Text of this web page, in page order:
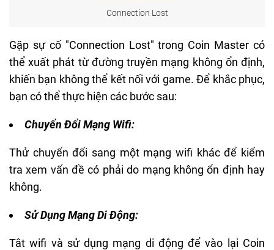
Connection Lost
Gặp sự cố "Connection Lost" trong Coin Master có
thể xuất phát từ đường truyền mạng không ổn định,
khiến bạn không thể kết nối với game. Để khắc phục,
bạn có thể thực hiện các bước sau:
Chuyển Đổi Mạng Wifi:
Thử chuyển đổi sang một mạng wifi khác để kiểm
tra xem vấn đề có phải do mạng không ổn định hay
không.
Sử Dụng Mạng Di Động:
Tắt wifi và sử dụng mạng di động để vào lại Coin